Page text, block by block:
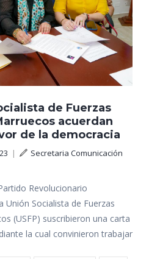
de Fuerzas
acuerdan
de la democracia
|
Secretaria Comunicación
Revolucionario
Unión Socialista de Fuerzas
(USFP) suscribieron una carta
la cual convinieron trabajar